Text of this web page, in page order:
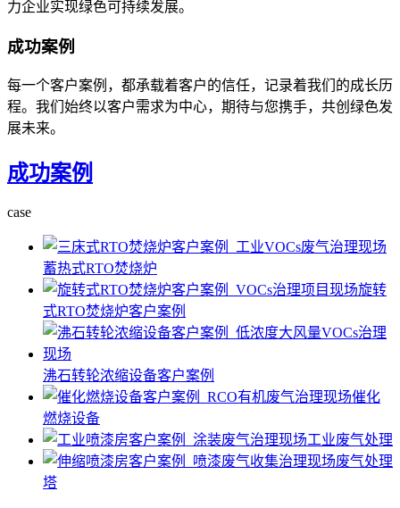
力企业实现绿色可持续发展。
成功案例
每一个客户案例，都承载着客户的信任，记录着我们的成长历
程。我们始终以客户需求为中心，期待与您携手，共创绿色发
展未来。
成功案例
case
蓄热式RTO焚烧炉
旋转
式RTO焚烧炉客户案例
沸石转轮浓缩设备客户案例
催化
燃烧设备
工业废气处理
废气处理
塔